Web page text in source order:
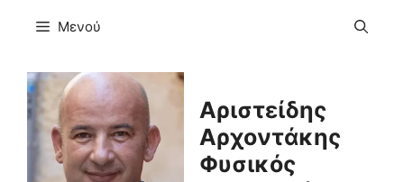
Μενού
Αριστείδης
Αρχοντάκης
Φυσικός